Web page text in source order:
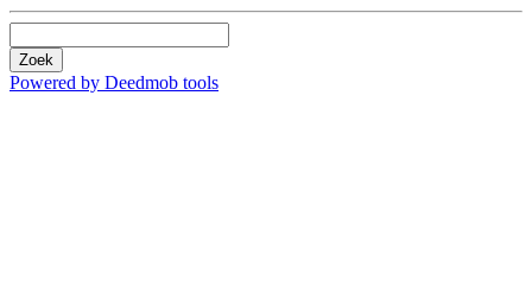
Zoek
Powered by Deedmob tools